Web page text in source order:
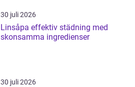
30 juli 2026
Linsåpa effektiv städning med
skonsamma ingredienser
30 juli 2026